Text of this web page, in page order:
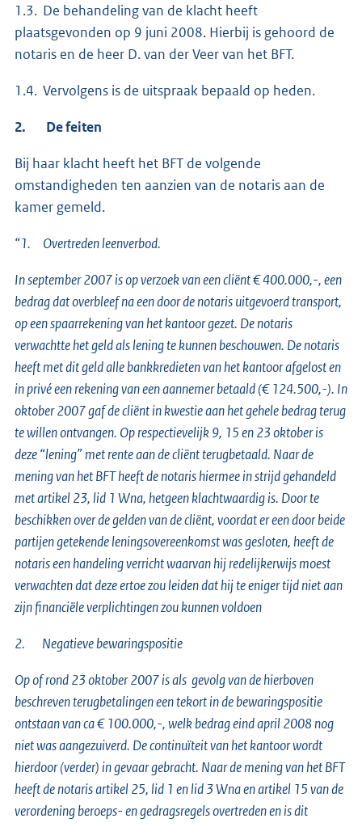
1.3. De behandeling van de klacht heeft
plaatsgevonden op 9 juni 2008. Hierbij is gehoord de
notaris en de heer D. van der Veer van het BFT.
1.4. Vervolgens is de uitspraak bepaald op heden.
2. De feiten
Bij haar klacht heeft het BFT de volgende
omstandigheden ten aanzien van de notaris aan de
kamer gemeld.
“1. Overtreden leenverbod.
In september 2007 is op verzoek van een cliënt € 400.000,-, een
bedrag dat overbleef na een door de notaris uitgevoerd transport,
op een spaarrekening van het kantoor gezet. De notaris
verwachtte het geld als lening te kunnen beschouwen. De notaris
heeft met dit geld alle bankkredieten van het kantoor afgelost en
in privé een rekening van een aannemer betaald (€ 124.500,-). In
oktober 2007 gaf de cliënt in kwestie aan het gehele bedrag terug
te willen ontvangen. Op respectievelijk 9, 15 en 23 oktober is
deze “lening” met rente aan de cliënt terugbetaald. Naar de
mening van het BFT heeft de notaris hiermee in strijd gehandeld
met artikel 23, lid 1 Wna, hetgeen klachtwaardig is. Door te
beschikken over de gelden van de cliënt, voordat er een door beide
partijen getekende leningsovereenkomst was gesloten, heeft de
notaris een handeling verricht waarvan hij redelijkerwijs moest
verwachten dat deze ertoe zou leiden dat hij te eniger tijd niet aan
zijn financiële verplichtingen zou kunnen voldoen
2. Negatieve bewaringspositie
Op of rond 23 oktober 2007 is als gevolg van de hierboven
beschreven terugbetalingen een tekort in de bewaringspositie
ontstaan van ca € 100.000,-, welk bedrag eind april 2008 nog
niet was aangezuiverd. De continuïteit van het kantoor wordt
hierdoor (verder) in gevaar gebracht. Naar de mening van het BFT
heeft de notaris artikel 25, lid 1 en lid 3 Wna en artikel 15 van de
verordening beroeps- en gedragsregels overtreden en is dit